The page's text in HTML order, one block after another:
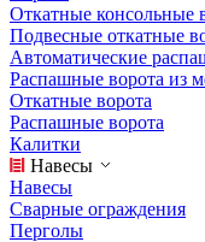
Откатные консольные
Подвесные откатные
Автоматические
Распашные ворота из
Откатные ворота
Распашные ворота
Калитки
Навесы
Навесы
Сварные ограждения
Перголы